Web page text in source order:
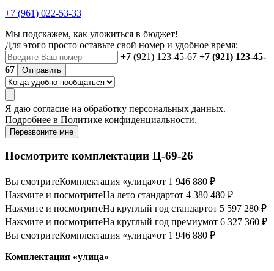
+7 (961) 022-53-33
Мы подскажем, как уложиться в бюджет!
Для этого просто оставьте свой номер и удобное время:
+7 (921) 123-45-67 +7 (921) 123-45-
67
Отправить
Я даю согласие на обработку персональных данных.
Подробнее в Политике конфиденциальности.
Перезвоните мне
Посмотрите комплектации Ц-69-26
Вы смотритеКомплектация «улица»от 1 946 880 ₽
Нажмите и посмотритеНа лето стандартот 4 380 480 ₽
Нажмите и посмотритеНа круглый год стандартот 5 597 280 ₽
Нажмите и посмотритеНа круглый год премиумот 6 327 360 ₽
Вы смотритеКомплектация «улица»от 1 946 880 ₽
Комплектация «улица»